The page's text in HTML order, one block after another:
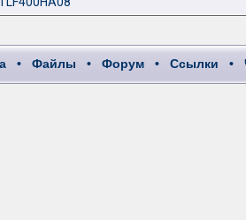
• Файлы • Форум • Ссылки •